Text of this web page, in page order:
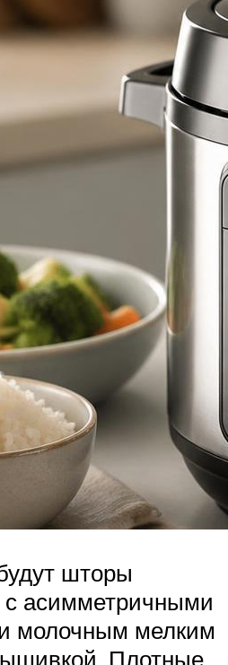
шторы
с асимметричными
молочным мелким
Плотные,